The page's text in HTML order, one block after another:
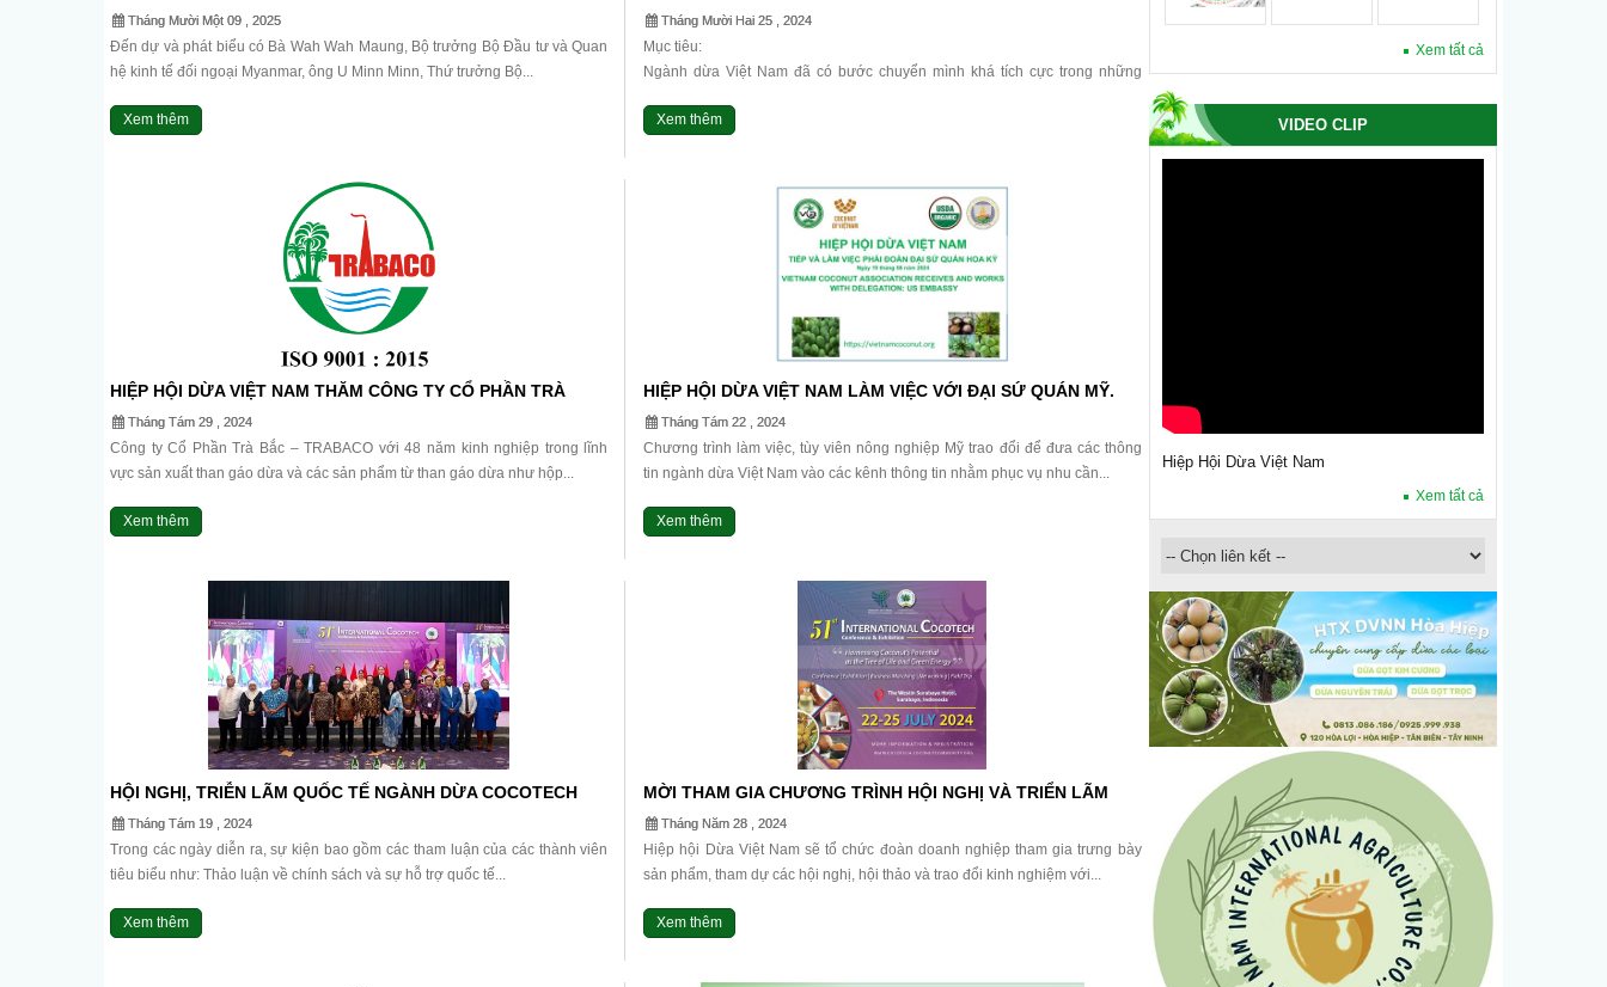
Nguyên Liệu Dừa Và Giao Thương Nông Sản.
Tháng Mười Một 09 , 2025
Đến dự và phát biểu có Bà Wah Wah Maung, Bộ trưởng Bộ Đầu tư và Quan
hệ kinh tế đối ngoại Myanmar, ông U Minn Minn, Thứ trưởng Bộ...
Xem thêm
NAM – THE VIETNAM COCONEX.
Tháng Mười Hai 25 , 2024
Mục tiêu:
Ngành dừa Việt Nam đã có bước chuyển mình khá tích cực trong những
Xem thêm
HIỆP HỘI DỪA VIỆT NAM THĂM CÔNG TY CỔ PHẦN TRÀ
BẮC.
Tháng Tám 29 , 2024
Công ty Cổ Phần Trà Bắc – TRABACO với 48 năm kinh nghiệp trong lĩnh
vực sản xuất than gáo dừa và các sản phẩm từ than gáo dừa như hộp...
Xem thêm
HIỆP HỘI DỪA VIỆT NAM LÀM VIỆC VỚI ĐẠI SỨ QUÁN MỸ.
Tháng Tám 22 , 2024
Chương trình làm việc, tùy viên nông nghiệp Mỹ trao đổi để đưa các thông
tin ngành dừa Việt Nam vào các kênh thông tin nhằm phục vụ nhu cần...
Xem thêm
HỘI NGHỊ, TRIỄN LÃM QUỐC TẾ NGÀNH DỪA COCOTECH
Lần Thứ 51, Năm 2024 - 2327-2327
Tháng Tám 19 , 2024
Trong các ngày diễn ra, sự kiện bao gồm các tham luận của các thành viên
tiêu biểu như: Thảo luận về chính sách và sự hỗ trợ quốc tế...
Xem thêm
MỜI THAM GIA CHƯƠNG TRÌNH HỘI NGHỊ VÀ TRIỂN LÃM
QUỐC TẾ NGÀNH DỪA COCOTECH, LẦN THỨ 51. TẠI
INDONESIA.
Tháng Năm 28 , 2024
Hiệp hội Dừa Việt Nam sẽ tổ chức đoàn doanh nghiệp tham gia trưng bày
sản phẩm, tham dự các hội nghị, hội thảo và trao đổi kinh nghiệm với...
Xem thêm
Xem tất cả
VIDEO CLIP
Hiệp Hội Dừa Việt Nam
Xem tất cả